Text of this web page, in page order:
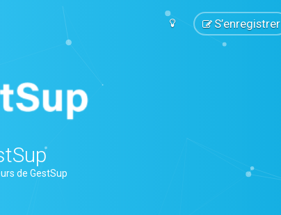
S’enregistrer
de GestSup